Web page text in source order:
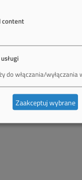
content
do włączania/wyłączania
Zaakceptuj wybrane